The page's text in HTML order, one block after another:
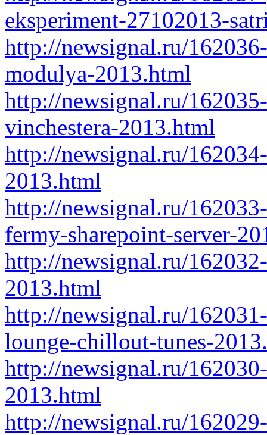
eksperiment-27102013-
http://newsignal.ru/
modulya-2013.html
http://newsignal.ru/
vinchestera-2013.html
http://newsignal.ru/
2013.html
http://newsignal.ru/
fermy-sharepoint-server-
http://newsignal.ru/
2013.html
http://newsignal.ru/
lounge-chillout-tunes-
http://newsignal.ru/
2013.html
http://newsignal.ru/